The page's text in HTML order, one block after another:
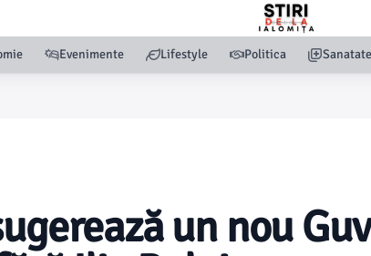
Evenimente Lifestyle Politica Sanatate
un nou